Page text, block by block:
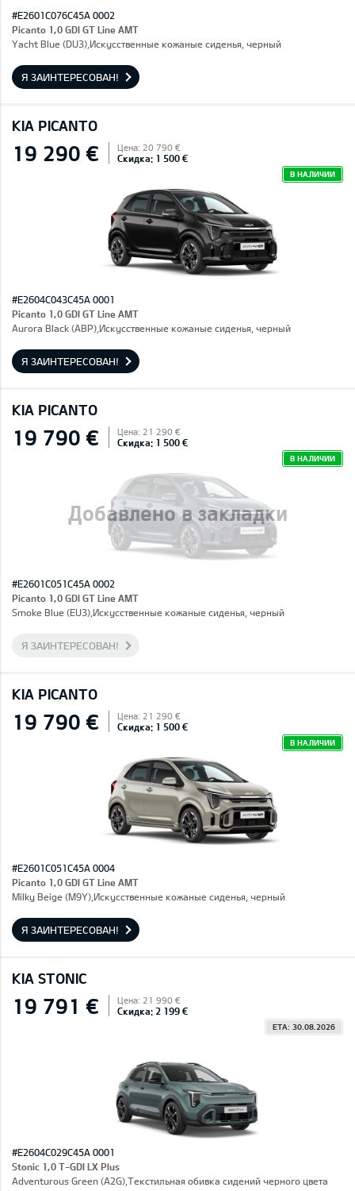
#E2601C076C45A 0002
Picanto 1,0 GDI GT Line AMT
Yacht Blue (DU3),Искусственные кожаные сиденья, черный
Я ЗАИНТЕРЕСОВАН!
KIA PICANTO
19 290 € Цена: 20 790 €
Скидка: 1 500 €
В НАЛИЧИИ
#E2604C043C45A 0001
Picanto 1,0 GDI GT Line AMT
Aurora Black (ABP),Искусственные кожаные сиденья, черный
Я ЗАИНТЕРЕСОВАН!
KIA PICANTO
Добавлено в закладки
19 790 € Цена: 21 290 €
Скидка: 1 500 €
В НАЛИЧИИ
#E2601C051C45A 0002
Picanto 1,0 GDI GT Line AMT
Smoke Blue (EU3),Искусственные кожаные сиденья, черный
Я ЗАИНТЕРЕСОВАН!
KIA PICANTO
19 790 € Цена: 21 290 €
Скидка: 1 500 €
В НАЛИЧИИ
#E2601C051C45A 0004
Picanto 1,0 GDI GT Line AMT
Milky Beige (M9Y),Искусственные кожаные сиденья, черный
Я ЗАИНТЕРЕСОВАН!
KIA STONIC
19 791 € Цена: 21 990 €
Скидка: 2 199 €
ETA: 30.08.2026
#E2604C029C45A 0001
Stonic 1,0 T-GDI LX Plus
Adventurous Green (A2G),Текстильная обивка сидений черного цвета